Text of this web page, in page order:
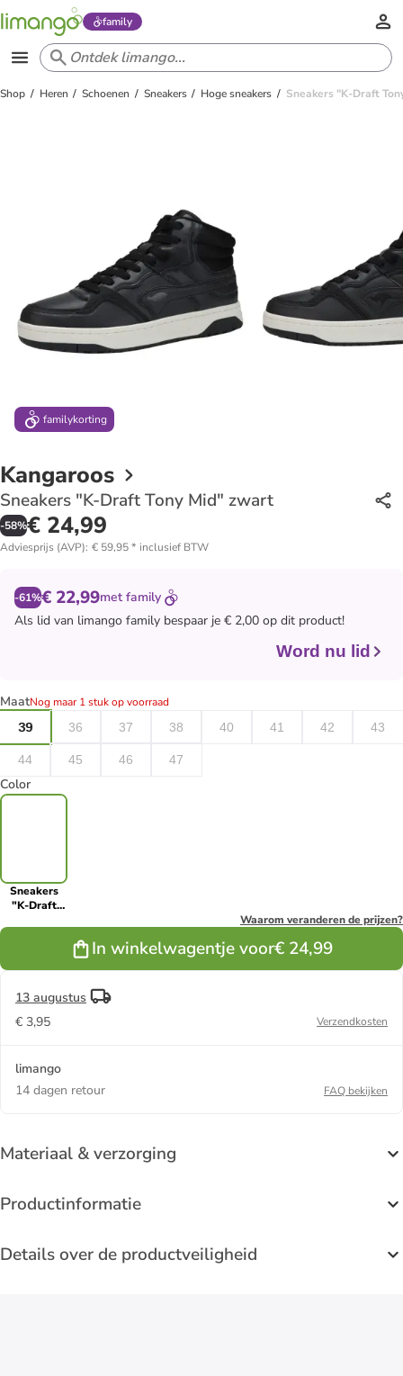
family
Shop Heren Schoenen Sneakers Hoge sneakers Sneakers "K-Draft
familykorting
Kangaroos
Sneakers "K-Draft Tony Mid" zwart
-58%€ 24,99
Adviesprijs (AVP): € 59,95* inclusief BTW
-61%€ 22,99met family
Als lid van limango family bespaar je € 2,00 op dit product!
Word nu lid
MaatNog maar 1 stuk op voorraad
39
36 37 38 40 41 42 43
44 45 46 47
Color
Sneakers
"K-Draft
Waarom veranderen de prijzen?
In winkelwagentje voor€ 24,99
13 augustus
€ 3,95
Verzendkosten
limango
14 dagen retour
FAQ bekijken
Materiaal & verzorging
Productinformatie
Details over de productveiligheid